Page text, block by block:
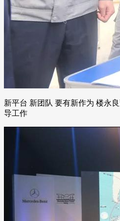
新平台 新团队 要有新作为 楼永
导工作